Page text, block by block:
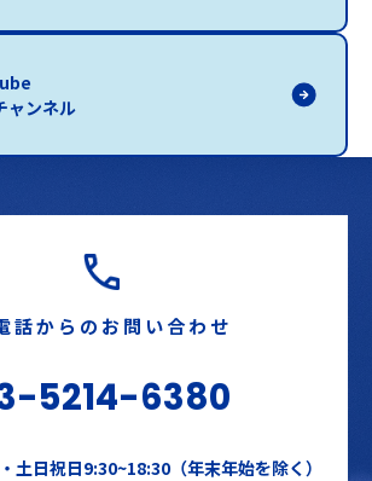
ャンネル
話からのお問い合わせ
5214-6380
土日祝日9:30~18:30（年末年始を除く）